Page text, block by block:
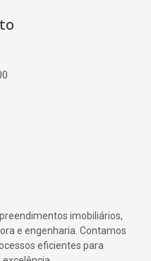
imobiliários,
e engenharia. Contamos
eficientes para